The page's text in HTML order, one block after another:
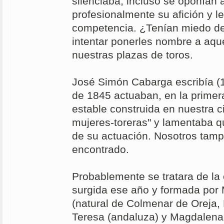
profesionalmente su afición y
competencia. ¿Tenían miedo
intentar ponerles nombre a
nuestras plazas de toros.
José Simón Cabarga escribía
de 1845 actuaban, en la
estable construida en nuestra
mujeres-toreras" y lamentaba
de su actuación. Nosotros
encontrado.
Probablemente se tratara de
surgida ese año y formada por
(natural de Colmenar de
Teresa (andaluza) y